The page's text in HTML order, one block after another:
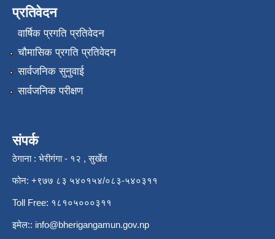
प्रतिवेदन
वार्षिक प्रगति प्रतिवेदन
चौमासिक प्रगति प्रतिवेदन
सार्वजनिक सुनुवाई
सार्वजनिक परीक्षण
संपर्क
ठेगाना : भेरीगंगा - १२ , सुर्खेत
फोन: +९७७ ८३ ५४०१५४/०८३-५४०३११
Toll Free: १८१०५०००३११
इमेल:: info@bherigangamun.gov.np